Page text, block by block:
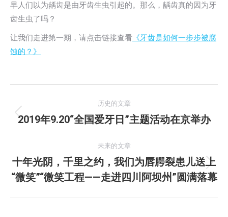
早人们以为龋齿是由牙齿生虫引起的。那么，龋齿真的因为牙
齿生虫了吗？
让我们走进第一期，请点击链接查看 《牙齿是如何一步步被腐
蚀的？》
章
航
历史的文章
历
的
文
章：
2019年9.20“全国爱牙日”主题活动在京举办
未来的文章
未
来
的
十年光阴，千里之约，我们为唇腭裂患儿送上
“微笑”“微笑工程——走进四川阿坝州”圆满落幕